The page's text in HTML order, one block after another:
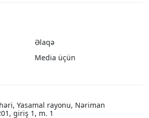
Əlaqə
Media üçün
Yasamal rayonu, Nəriman
giriş 1, m. 1